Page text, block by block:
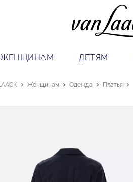
ЖЕНЩИНАМ ДЕТЯМ
Женщинам Одежда Платья